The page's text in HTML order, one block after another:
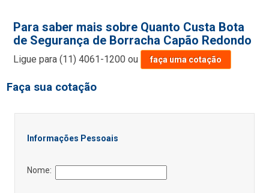
Para saber mais sobre Quanto Custa Bota
de Segurança de Borracha Capão Redondo
Ligue para(11) 4061-1200 ou faça uma cotação
Faça sua cotação
Informações Pessoais
Nome: